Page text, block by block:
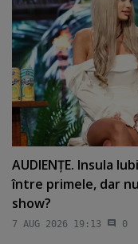
AUDIENŢE. Insula
între primele, dar
show?
7 AUG 2026 19:13 0